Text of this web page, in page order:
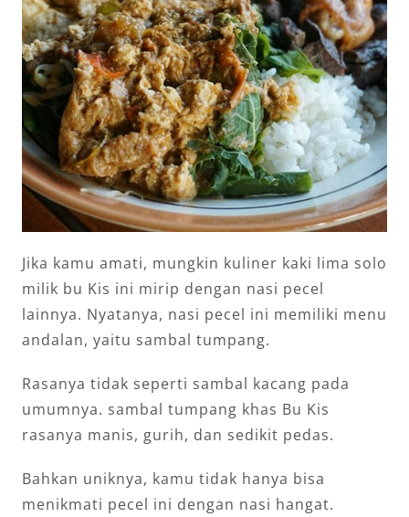
Jika kamu amati, mungkin kuliner kaki lima solo
milik bu Kis ini mirip dengan nasi pecel
lainnya. Nyatanya, nasi pecel ini memiliki menu
andalan, yaitu sambal tumpang.
Rasanya tidak seperti sambal kacang pada
umumnya. sambal tumpang khas Bu Kis
rasanya manis, gurih, dan sedikit pedas.
Bahkan uniknya, kamu tidak hanya bisa
menikmati pecel ini dengan nasi hangat.